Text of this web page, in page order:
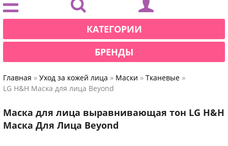
|
КАТЕГОРИИ
БРЕНДЫ
Главная » Уход за кожей лица » Маски » Тканевые »
LG H&H Маска для лица Beyond
Маска для лица выравнивающая тон LG H&H
Маска Для Лица Beyond